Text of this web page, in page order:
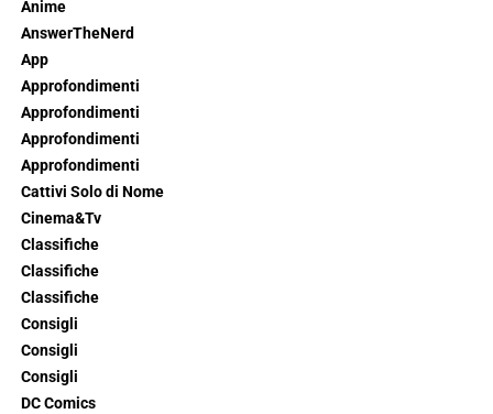
Anime
AnswerTheNerd
App
Approfondimenti
Approfondimenti
Approfondimenti
Approfondimenti
Cattivi Solo di Nome
Cinema&Tv
Classifiche
Classifiche
Classifiche
Consigli
Consigli
Consigli
DC Comics